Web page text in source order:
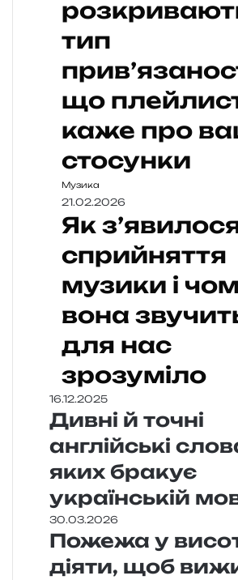
тип
що
каже про
стосунки
Музика
21.02.2026
Як
сприйняття
музики і
вона
для нас
зрозуміло
16.12.2025
Дивні й точні
англійські
яких бракує
українській
30.03.2026
Пожежа у
діяти, щоб